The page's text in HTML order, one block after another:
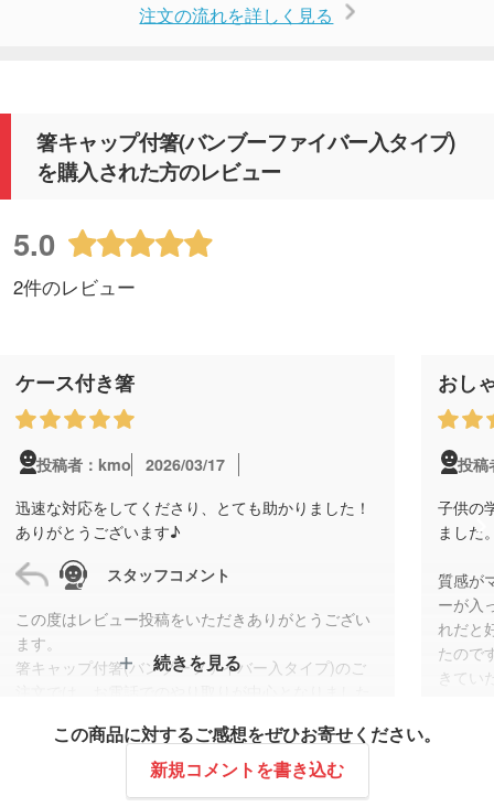
注文の流れを詳しく見る
箸キャップ付箸(バンブーファイバー入タイプ)
を購入された方のレビュー
5.0
2件のレビュー
ケース付き箸
投稿者：kmo
2026/03/17
迅速な対応をしてくださり、とても助かりました！
ありがとうございます♪
スタッフコメント
この度はレビュー投稿をいただきありがとうござい
ます。
箸キャップ付箸(バンブーファイバー入タイプ)のご
行することができました。
即日納品が実現できたのも、お客様のご協力あって
続きを見る
おし
投稿
子供の
ました
質感が
ーが入
れだと
たので
きてい
この商品に対するご感想をぜひお寄せください。
新規コメントを書き込む